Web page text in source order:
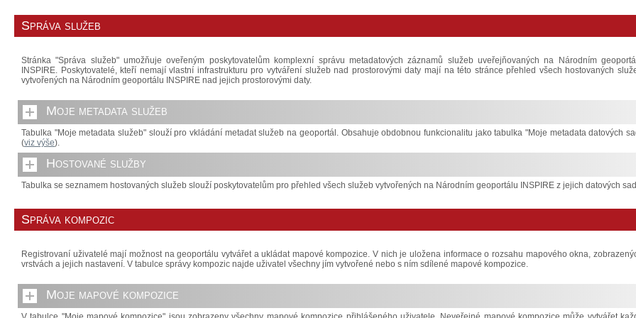
Správa služeb
Stránka "Správa služeb" umožňuje oveřeným poskytovatelům komplexní správu metadatových záznamů služeb uveřejňovaných na Národním
INSPIRE. Poskytovatelé, kteří nemají vlastní infrastrukturu pro vytváření služeb nad prostorovými daty mají na této stránce přehled všech hostovaných
vytvořených na Národním geoportálu INSPIRE nad jejich prostorovými daty.
Moje metadata služeb
Tabulka "Moje metadata služeb" slouží pro vkládání metadat služeb na geoportál. Obsahuje obdobnou funkcionalitu jako tabulka "Moje metadata datových
(viz výše).
Hostované služby
Tabulka se seznamem hostovaných služeb slouží poskytovatelům pro přehled všech služeb vytvořených na Národním geoportálu INSPIRE z jejich datových
Správa kompozic
Registrovaní uživatelé mají možnost na geoportálu vytvářet a ukládat mapové kompozice. V nich je uložena informace o rozsahu mapového okna,
vrstvách a jejich nastavení. V tabulce správy kompozic najde uživatel všechny jím vytvořené nebo s ním sdílené mapové kompozice.
Moje mapové kompozice